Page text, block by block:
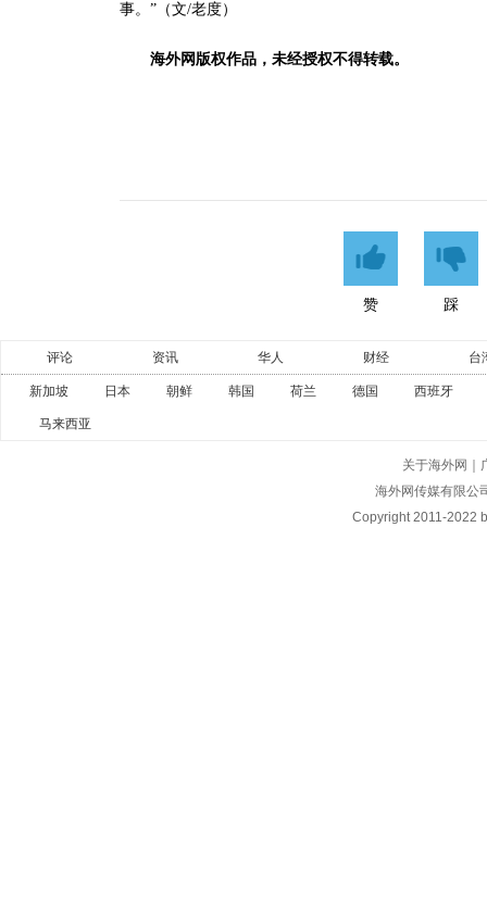
事。”（文/老度）
海外网版权作品，未经授权不得转载。
赞 踩
评论 资讯 华人 财经 台
新加坡 日本 朝鲜 韩国 荷兰 德国 西班牙
马来西亚
关于海外网
海外网传媒有限公
Copyright2011-2022